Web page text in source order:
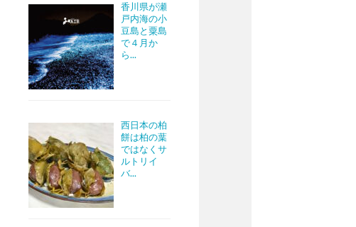
香川県が瀬
戸内海の小
豆島と粟島
で４月か
ら...
西日本の柏
餅は柏の葉
ではなくサ
ルトリイ
バ...